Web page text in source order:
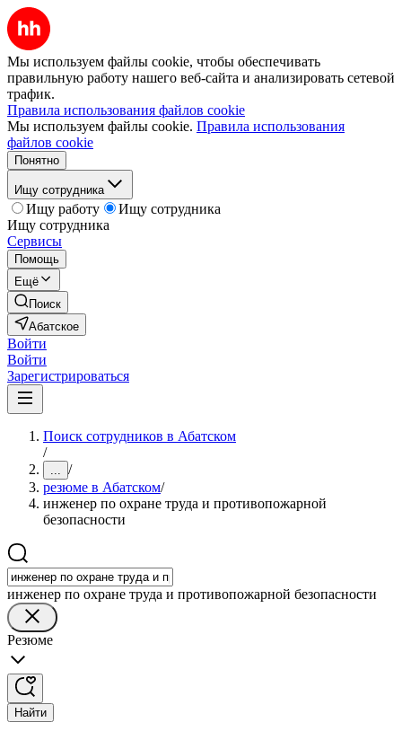
Мы используем файлы cookie, чтобы обеспечивать
правильную работу нашего веб-сайта и анализировать сетевой
трафик.
Правила использования файлов cookie
Мы используем файлы cookie. Правила использования
файлов cookie
Понятно
Ищу сотрудника
Ищу работу
Ищу сотрудника
Ищу сотрудника
Сервисы
Помощь
Ещё
Поиск
Абатское
Войти
Войти
Зарегистрироваться
Поиск сотрудников в Абатском
/
... /
резюме в Абатском/
инженер по охране труда и противопожарной
безопасности
инженер по охране труда и противопожарной безопасности
Резюме
Найти